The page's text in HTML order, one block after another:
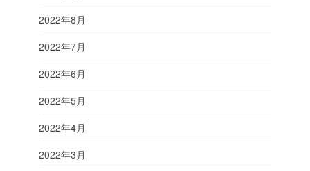
2022年8月
2022年7月
2022年6月
2022年5月
2022年4月
2022年3月